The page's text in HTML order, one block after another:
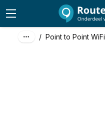
/ Point to Point WiFi
excl. btw
incl. btw